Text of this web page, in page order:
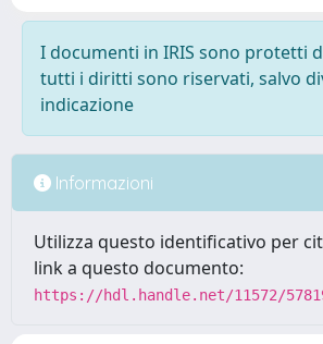
I documenti in IRIS sono protetti
tutti i diritti sono riservati, salvo
indicazione
Informazioni
Utilizza questo identificativo per
link a questo documento:
https://hdl.handle.net/11572/